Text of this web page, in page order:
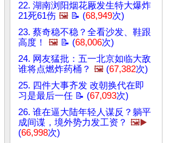
22. 湖南浏阳烟花厰发生特大爆炸
21死61伤 🖼️ 📝 (68,949次)
23. 蔡奇稳不稳？全看沙发、鞋跟
高度！
🖼️ 📝 (68,006次)
24. 网友猛批：五一北京如临大敌
谁将点燃炸药桶？ 🖼️ (67,382次)
25. 四件大事齐发 改朝换代在即
习是最后一任 📝 (67,093次)
26. 谁在逼大陆年轻人谋反？躺平
成间谍，境外势力发工资？ 🖼️▶️
(66,998次)